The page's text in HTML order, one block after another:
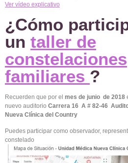
Ver vídeo explicativo
¿Cómo
un taller de
constelaciones
familiares ?
Recuerden que por el mes de junio de 2018
nuevo auditorio Carrera 16 A # 82-46
Nueva Clínica del Country
Puedes participar como observador,
constelado